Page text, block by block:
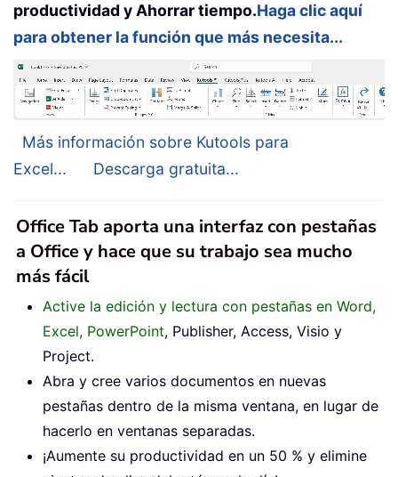
productividad y Ahorrar tiempo.Haga clic aquí
para obtener la función que más necesita...
Más información sobre Kutools para
Excel...
Descarga gratuita...
Office Tab aporta una interfaz con pestañas
a Office y hace que su trabajo sea mucho
más fácil
Active la edición y lectura con pestañas en Word,
Excel, PowerPoint, Publisher, Access, Visio y
Project.
Abra y cree varios documentos en nuevas
pestañas dentro de la misma ventana, en lugar de
hacerlo en ventanas separadas.
¡Aumente su productividad en un 50 % y elimine